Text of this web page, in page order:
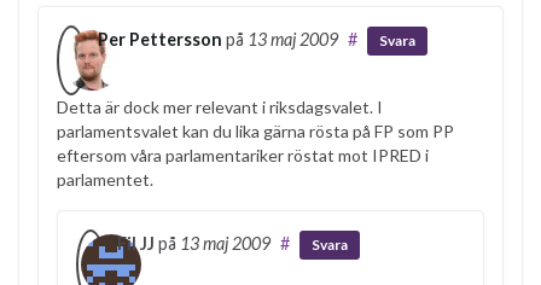
Per Pettersson på 13 maj 2009 # Svara
Detta är dock mer relevant i riksdagsvalet. I
parlamentsvalet kan du lika gärna rösta på FP som PP
eftersom våra parlamentariker röstat mot IPRED i
parlamentet.
Fil JJ på 13 maj 2009 # Svara